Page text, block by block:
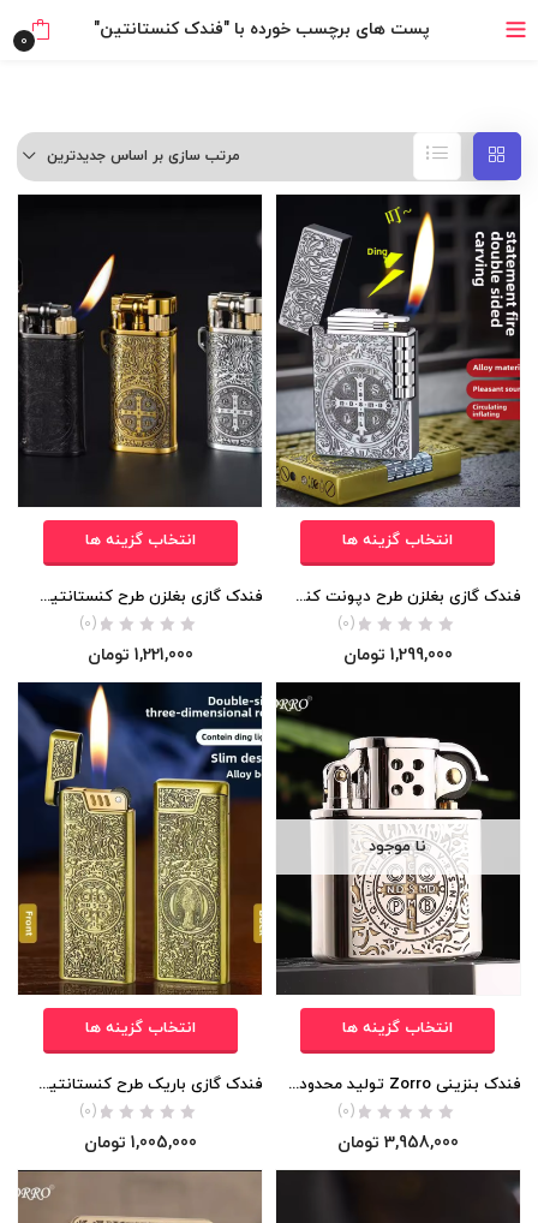
خرید قسطی با ترب‌پی
پست های برچسب خورده با "فندک کنستانتین" 0
مرتب سازی بر اساس جدیدترین
انتخاب گزینه ها
فندک گازی بغلزن طرح دپونت کنستانتین Lighter (اورجینال)
(0)
1,299,000 تومان
انتخاب گزینه ها
فندک گازی بغلزن طرح کنستانتین (اورجینال)
(0)
1,221,000 تومان
نا موجود
انتخاب گزینه ها
فندک بنزینی Zorro تولید محدود 8888 عددی (طرح کنستانتین) اورجینال
(0)
3,958,000 تومان
انتخاب گزینه ها
فندک گازی باریک طرح کنستانتین (اورجینال)
(0)
1,005,000 تومان